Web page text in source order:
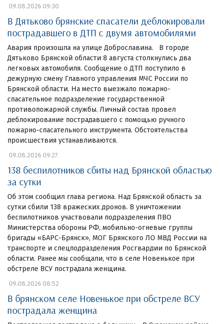
09.08.2026 09:30
В Дятьково брянские спасатели деблокировали
пострадавшего в ДТП с двумя автомобилями
Авария произошла на улице Доброславина. В городе
Дятьково Брянской области 8 августа столкнулись два
легковых автомобиля. Сообщение о ДТП поступило в
дежурную смену Главного управления МЧС России по
Брянской области. На место выезжало пожарно-
спасательное подразделение государственной
противопожарной службы. Личный состав провел
деблокирование пострадавшего с помощью ручного
пожарно-спасательного инструмента. Обстоятельства
происшествия устанавливаются.
09.08.2026 09:27
138 беспилотников сбиты над Брянской областью
за сутки
Об этом сообщил глава региона. Над Брянской область за
сутки сбили 138 вражеских дронов. В уничтожении
беспилотников участвовали подразделения ПВО
Министерства обороны РФ, мобильно-огневые группы
бригады «БАРС-Брянск», МОГ Брянского ЛО МВД России на
транспорте и спецподразделения Росгвардии по Брянской
области. Ранее мы сообщали, что в селе Новенькое при
обстреле ВСУ пострадала женщина.
09.08.2026 08:52
В брянском селе Новенькое при обстреле ВСУ
пострадала женщина